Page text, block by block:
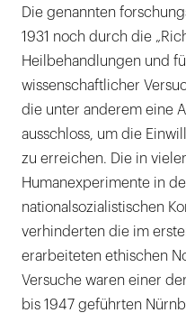
Die genannten
1931 noch durch die
Heilbehandlungen und
wissenschaftlicher
die unter anderem eine
ausschloss, um die
zu erreichen. Die in
Humanexperimente in
nationalsozialistischen
verhinderten die im
erarbeiteten ethischen
Versuche waren einer
bis 1947 geführten